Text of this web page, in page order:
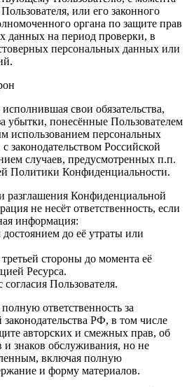
или его законного
органа по защите прав
данных на период проверки, в
персональных данных или
свои обязательства,
убытки, понесённые Пользователем
использованием персональных
законодательством Российской
случаев, предусмотренных п.п.
Политики Конфиденциальности.
разглашения Конфиденциальной
не несёт ответственность, если
информация:
до её утраты или
стороны до момента её
Ресурса.
Пользователя.
ответственность за
РФ, в том числе
авторских и смежных прав, об
и знаков обслуживания, но не
включая полную
и форму материалов.